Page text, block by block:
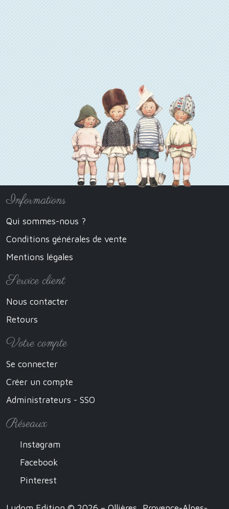
Informations
Qui sommes-nous ?
Conditions générales de vente
Mentions légales
Service client
Nous contacter
Retours
Votre compte
Se connecter
Créer un compte
Administrateurs - SSO
Réseaux
Instagram
Facebook
Pinterest